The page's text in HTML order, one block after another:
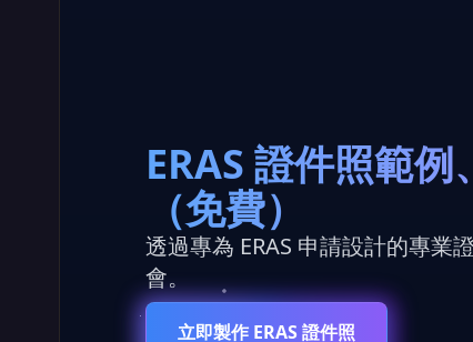
ERAS 證件照範
（免費）
透過專為 ERAS 申請設計的專業
會。
立即製作 ERAS 證件照